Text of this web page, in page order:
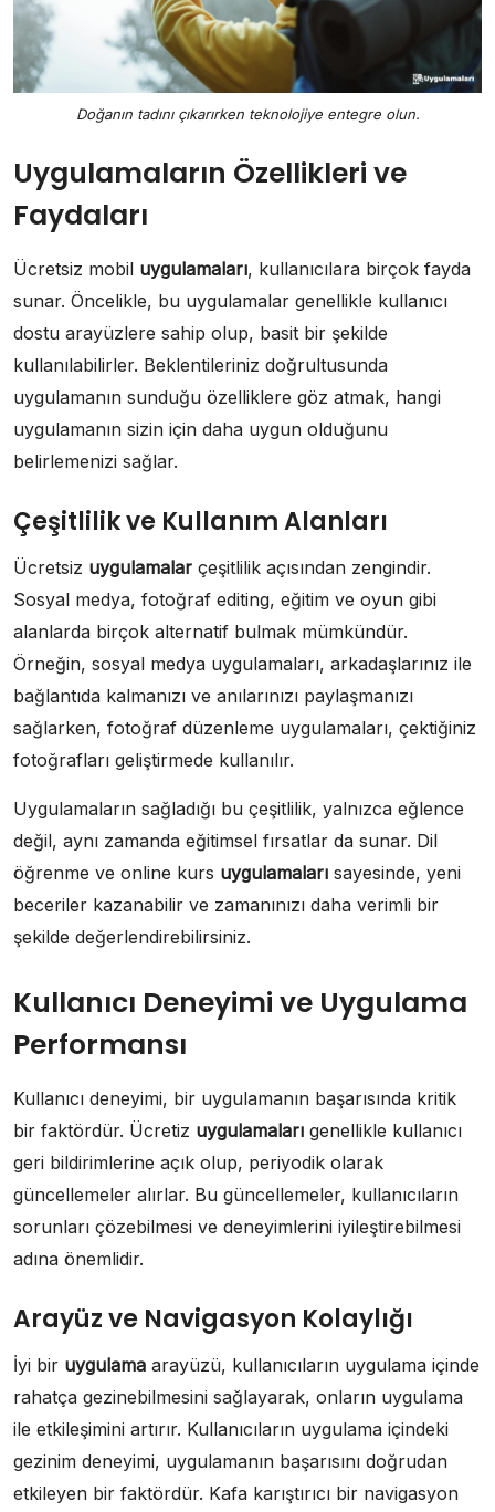
Doğanın tadını çıkarırken teknolojiye entegre olun.
Uygulamaların Özellikleri ve
Faydaları
Ücretsiz mobil uygulamaları, kullanıcılara birçok fayda
sunar. Öncelikle, bu uygulamalar genellikle kullanıcı
dostu arayüzlere sahip olup, basit bir şekilde
kullanılabilirler. Beklentileriniz doğrultusunda
uygulamanın sunduğu özelliklere göz atmak, hangi
uygulamanın sizin için daha uygun olduğunu
belirlemenizi sağlar.
Çeşitlilik ve Kullanım Alanları
Ücretsiz uygulamalar çeşitlilik açısından zengindir.
Sosyal medya, fotoğraf editing, eğitim ve oyun gibi
alanlarda birçok alternatif bulmak mümkündür.
Örneğin, sosyal medya uygulamaları, arkadaşlarınız ile
bağlantıda kalmanızı ve anılarınızı paylaşmanızı
sağlarken, fotoğraf düzenleme uygulamaları, çektiğiniz
fotoğrafları geliştirmede kullanılır.
Uygulamaların sağladığı bu çeşitlilik, yalnızca eğlence
değil, aynı zamanda eğitimsel fırsatlar da sunar. Dil
öğrenme ve online kurs uygulamaları sayesinde, yeni
beceriler kazanabilir ve zamanınızı daha verimli bir
şekilde değerlendirebilirsiniz.
Kullanıcı Deneyimi ve Uygulama
Performansı
Kullanıcı deneyimi, bir uygulamanın başarısında kritik
bir faktördür. Ücretiz uygulamaları genellikle kullanıcı
geri bildirimlerine açık olup, periyodik olarak
güncellemeler alırlar. Bu güncellemeler, kullanıcıların
sorunları çözebilmesi ve deneyimlerini iyileştirebilmesi
adına önemlidir.
Arayüz ve Navigasyon Kolaylığı
İyi bir uygulama arayüzü, kullanıcıların uygulama içinde
rahatça gezinebilmesini sağlayarak, onların uygulama
ile etkileşimini artırır. Kullanıcıların uygulama içindeki
gezinim deneyimi, uygulamanın başarısını doğrudan
etkileyen bir faktördür. Kafa karıştırıcı bir navigasyon